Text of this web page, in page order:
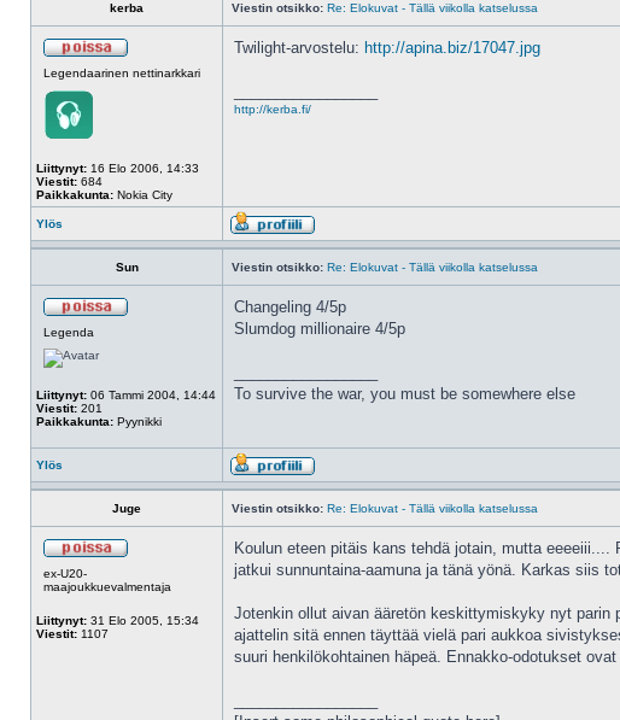
kerba Viestin otsikko: Re: Elokuvat - Tällä viikolla katselussa
Legendaarinen nettinarkkari
Liittynyt: 16 Elo 2006, 14:33
Viestit: 684
Paikkakunta: Nokia City
Twilight-arvostelu: http://apina.biz/17047.jpg
http://kerba.fi/
Ylös
Sun Viestin otsikko: Re: Elokuvat - Tällä viikolla katselussa
Legenda
Liittynyt: 06 Tammi 2004, 14:44
Viestit: 201
Paikkakunta: Pyynikki
Changeling 4/5p
Slumdog millionaire 4/5p
To survive the war, you must be somewhere else
Ylös
Juge Viestin otsikko: Re: Elokuvat - Tällä viikolla katselussa
ex-U20-
maajoukkuevalmentaja
Liittynyt: 31 Elo 2005, 15:34
Viestit: 1107
Koulun eteen pitäis kans tehdä jotain, mutta
jatkui sunnuntaina-aamuna ja tänä yönä. Karkas siis
Jotenkin ollut aivan ääretön keskittymiskyky nyt parin
ajattelin sitä ennen täyttää vielä pari aukkoa
suuri henkilökohtainen häpeä. Ennakko-odotukset